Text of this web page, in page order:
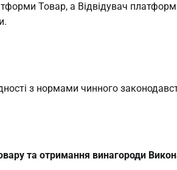
Товар, а Відвідувач
з нормами чинного
та отримання винагороди